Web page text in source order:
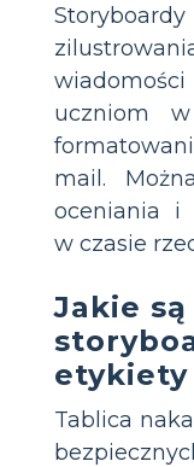
uczniom w
mail.
oceniania i
w czasie
Jakie są
etykiety
Tablica